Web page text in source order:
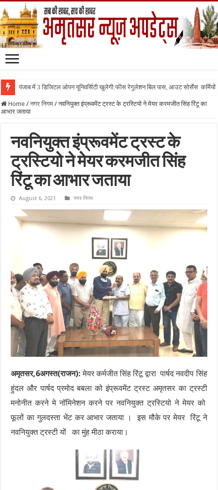
पंजाब में 3 डिजिटल ओपन यूनिवर्सिटी खुलेगी:फीस रेगुलेशन बिल पास, आउट सोर्सेस
Home / नगर निगम / नवनियुक्त इंप्रूवमेंट ट्रस्ट के ट्रस्टियो ने मेयर करमजीत सिंह रिंटू का
आभार जताया
नवनियुक्त इंप्रूवमेंट ट्रस्ट के
ट्रस्टियो ने मेयर करमजीत सिंह
रिंटू का आभार जताया
August 6, 2021 नगर निगम
अमृतसर,6अगस्त(राजन): मेयर कर्मजीत सिंह रिंटू द्वारा पार्षद नवदीप सिंह
हुंदल और पार्षद प्रमोद बबला को इंप्रूवमेंट ट्रस्ट अमृतसर का ट्रस्टी
मनोनीत करने मे नॉमिनेशन करने पर नवनियुक्त ट्रस्टियो ने मेयर को
फूलों का गुलदस्ता भेंट कर आभार जताया । इस मौके पर मेयर रिंटू ने
नवनियुक्त ट्रस्टी यों का मुंह मीठा कराया।